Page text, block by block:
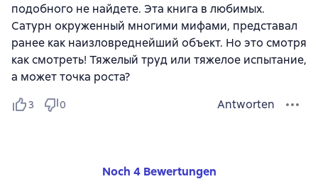
подобного не найдете. Эта книга в любимых.
Сатурн окруженный многими мифами, представал
ранее как наизловреднейший объект. Но это смотря
как смотреть! Тяжелый труд или тяжелое испытание,
а может точка роста?
3 0 Antworten
Noch 4 Bewertungen